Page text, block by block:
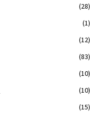
(28)
(1)
(12)
(83)
(10)
(10)
(15)